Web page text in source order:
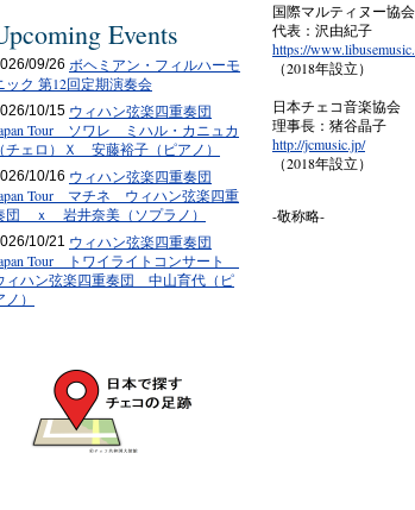
国際マルティヌー協
代表：沢由紀子
https://
（2018年設立）
日本チェコ音楽協会
理事長：猪谷晶子
http://jcmusic.jp/
（2018年設立）
-敬称略-
Events
09/26 ボヘミアン・フィルハーモ
ック 第12回定期演奏会
10/15 ウィハン弦楽四重奏団
Tour ソワレ ミハル・カニュカ
（チェロ）Ｘ 安藤裕子（ピアノ）
10/16 ウィハン弦楽四重奏団
Tour マチネ ウィハン弦楽四重
団 ｘ 岩井奈美（ソプラノ）
10/21 ウィハン弦楽四重奏団
Tour トワイライトコンサート
ィハン弦楽四重奏団 中山育代（ピ
ノ）